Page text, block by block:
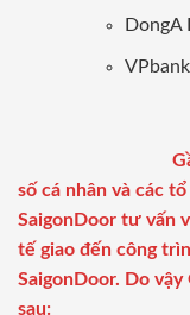
DongA
số cá nhân và các
SaigonDoor tư vấn
tế giao đến công
SaigonDoor. Do
sau: